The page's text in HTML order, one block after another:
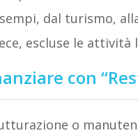
dal turismo,
escluse le
con
o